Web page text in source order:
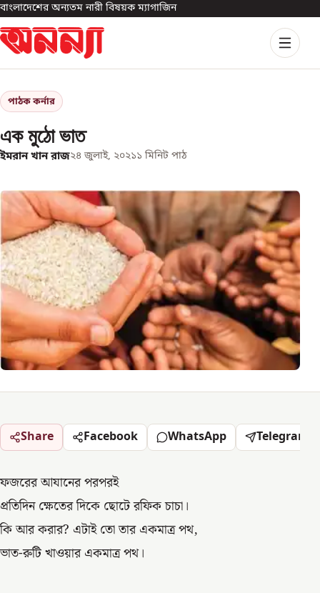
বাংলাদেশের অন্যতম নারী বিষয়ক ম্যাগাজিন
পাঠক কর্নার
এক মুঠো ভাত
ইমরান খান রাজ২৪ জুলাই, ২০২১১ মিনিট পাঠ
Share Facebook WhatsApp Telegram
ফজরের আযানের পরপরই
প্রতিদিন ক্ষেতের দিকে ছোটে রফিক চাচা।
কি আর করার? এটাই তো তার একমাত্র পথ,
ভাত-রুটি খাওয়ার একমাত্র পথ।